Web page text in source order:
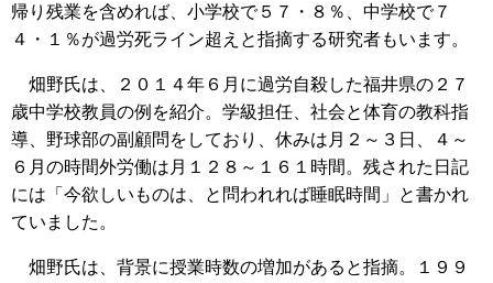
帰り残業を含めれば、小学校で５７・８％、中学校で７
４・１％が過労死ライン超えと指摘する研究者もいます。
畑野氏は、２０１４年６月に過労自殺した福井県の２７
歳中学校教員の例を紹介。学級担任、社会と体育の教科指
導、野球部の副顧問をしており、休みは月２～３日、４～
６月の時間外労働は月１２８～１６１時間。残された日記
には「今欲しいものは、と問われれば睡眠時間」と書かれ
ていました。
畑野氏は、背景に授業時数の増加があると指摘。１９９